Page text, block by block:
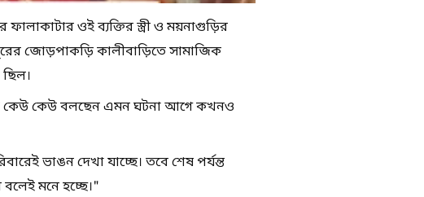
ওই ব্যক্তির স্ত্রী ও ময়নাগুড়ির
জোড়পাকড়ি কালীবাড়িতে সামাজিক
কেউ কেউ বলছেন এমন ঘটনা আগে কখনও
ভাঙন দেখা যাচ্ছে। তবে শেষ পর্যন্ত
মনে হচ্ছে।"